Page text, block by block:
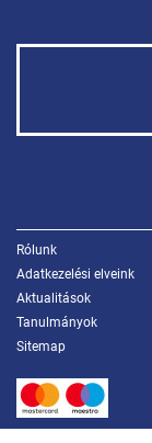
Rólunk
Adatkezelési elveink
Aktualitások
Tanulmányok
Sitemap